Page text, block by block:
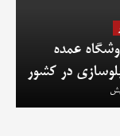
عمده
در کشور